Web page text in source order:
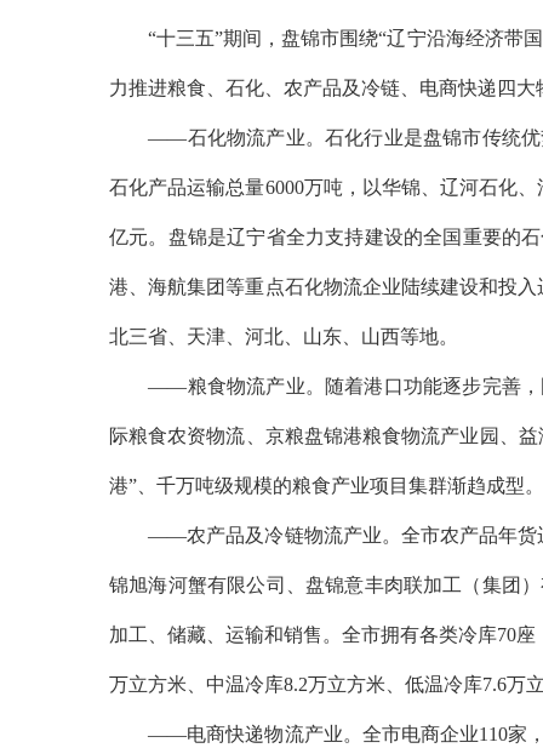
“十三五”期间，盘锦市围绕“辽宁沿海经济带国
力推进粮食、石化、农产品及冷链、电商快递四大
——石化物流产业。石化行业是盘锦市传统优势
石化产品运输总量6000万吨，以华锦、辽河石化
亿元。盘锦是辽宁省全力支持建设的全国重要的
港、海航集团等重点石化物流企业陆续建设和投
北三省、天津、河北、山东、山西等地。
——粮食物流产业。随着港口功能逐步完善，国
际粮食农资物流、京粮盘锦港粮食物流产业园、
港”、千万吨级规模的粮食产业项目集群渐趋成型
——农产品及冷链物流产业。全市农产品年货运
锦旭海河蟹有限公司、盘锦意丰肉联加工（集团
加工、储藏、运输和销售。全市拥有各类冷库70
万立方米、中温冷库8.2万立方米、低温冷库7.6万
——电商快递物流产业。全市电商企业110家，